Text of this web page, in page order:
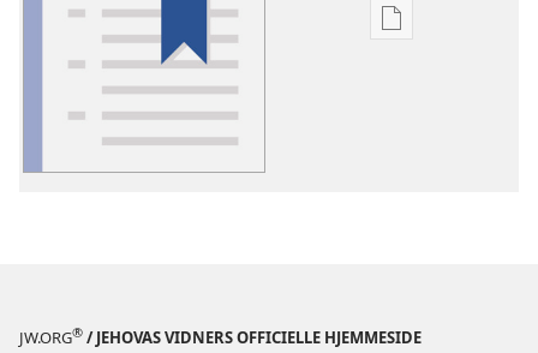
Indstillinger
JW.ORG® / JEHOVAS VIDNERS OFFICIELLE HJEMMESIDE